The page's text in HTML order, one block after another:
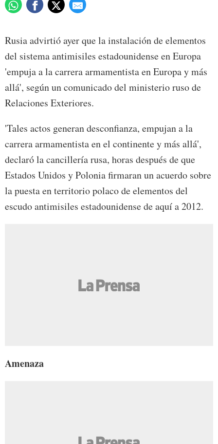
Rusia advirtió ayer que la instalación de elementos
del sistema antimisiles estadounidense en Europa
'empuja a la carrera armamentista en Europa y más
allá', según un comunicado del ministerio ruso de
Relaciones Exteriores.
'Tales actos generan desconfianza, empujan a la
carrera armamentista en el continente y más allá',
declaró la cancillería rusa, horas después de que
Estados Unidos y Polonia firmaran un acuerdo sobre
la puesta en territorio polaco de elementos del
escudo antimisiles estadounidense de aquí a 2012.
Amenaza